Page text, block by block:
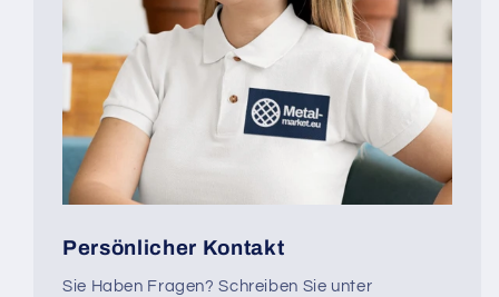
Persönlicher Kontakt
Sie Haben Fragen? Schreiben Sie unter